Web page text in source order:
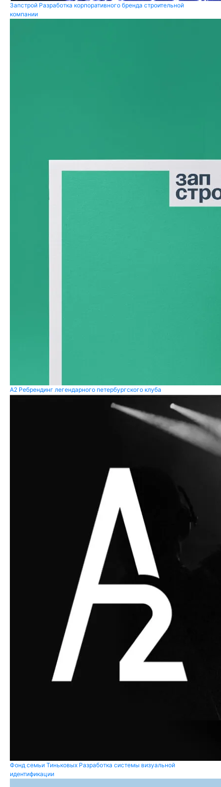
Запстрой Разработка корпоративного бренда строительной
компании
A2 Ребрендинг легендарного петербургского клуба
Фонд семьи Тиньковых Разработка системы визуальной
идентификации